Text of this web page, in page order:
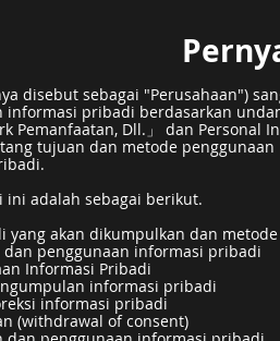
disebut sebagai "Perusahaan")
pribadi berdasarkan
Pemanfaatan, Dll.」 dan
tujuan dan metode
ini adalah sebagai berikut.
yang akan dikumpulkan dan
penggunaan informasi pribadi
Informasi Pribadi
informasi pribadi
informasi pribadi
(withdrawal of consent)